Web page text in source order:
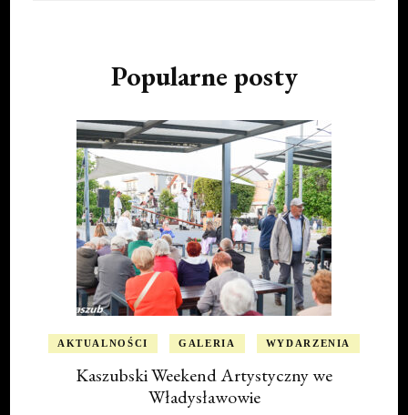
Popularne posty
AKTUALNOŚCI GALERIA WYDARZENIA
Kaszubski Weekend Artystyczny we
Władysławowie